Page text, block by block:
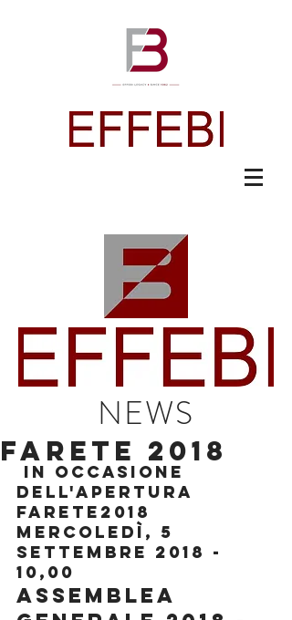
NEWS
FARETE 2018
DELL'APERTURA
FARETE2018
Mercoledì, 5
settembre 2018 -
10,00
Assemblea